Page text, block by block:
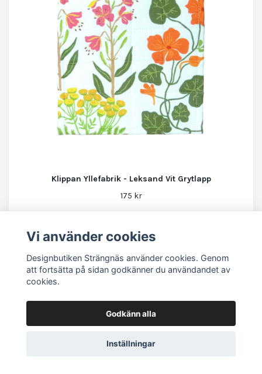
Klippan Yllefabrik - Leksand Vit Grytlapp
175 kr
Vi använder cookies
Designbutiken Strängnäs använder cookies. Genom
att fortsätta på sidan godkänner du användandet av
cookies.
Godkänn alla
Inställningar